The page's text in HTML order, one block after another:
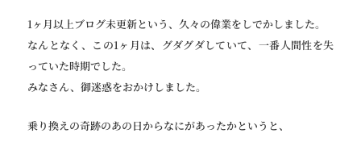
1ヶ月以上ブログ未更新という、久々の偉業をしでかしました。
なんとなく、この1ヶ月は、グダグダしていて、一番人間性を失
っていた時期でした。
みなさん、御迷惑をおかけしました。
乗り換えの奇跡のあの日からなにがあったかというと、